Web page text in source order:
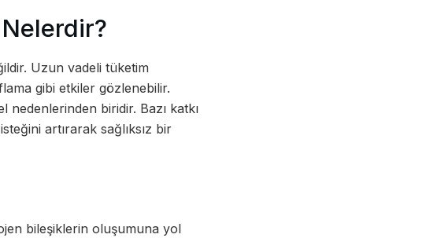
Uzun vadeli tüketim
gibi etkiler gözlenebilir.
nedenlerinden biridir. Bazı katkı
artırarak sağlıksız bir
bileşiklerin oluşumuna yol